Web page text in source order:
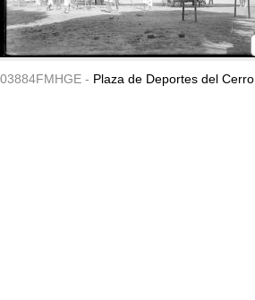
03884FMHGE - Plaza de Deportes del Cerro.